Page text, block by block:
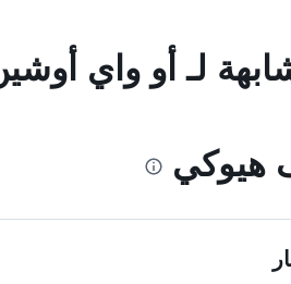
لـ أو واي
هيوكي